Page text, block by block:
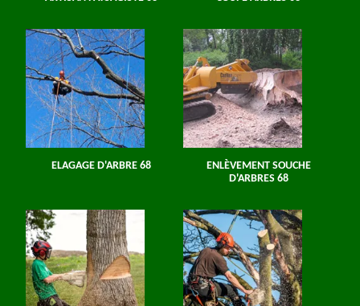
ELAGAGE D'ARBRE 68
ENLÈVEMENT SOUCHE
D'ARBRES 68